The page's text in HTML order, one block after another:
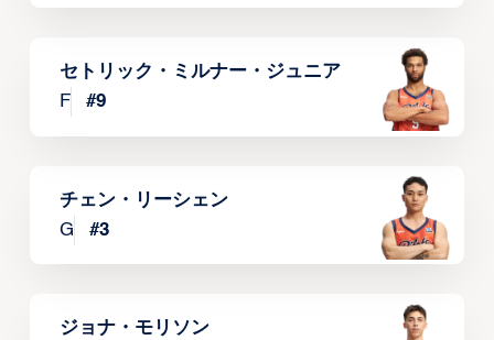
セトリック・ミルナー・ジュニア
F
#9
チェン・リーシェン
G
#3
ジョナ・モリソン